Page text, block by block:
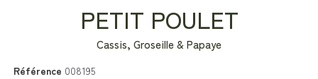
PETIT POULET
Cassis, Groseille & Papaye
Référence 008195